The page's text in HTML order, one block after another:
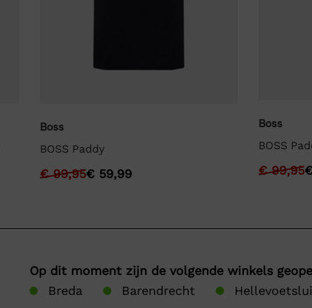
Boss
BOSS Paddy
€99,95€ 59,99
Boss
BOSS
€99,95
Op dit moment zijn de volgende winkels
Breda
Barendrecht